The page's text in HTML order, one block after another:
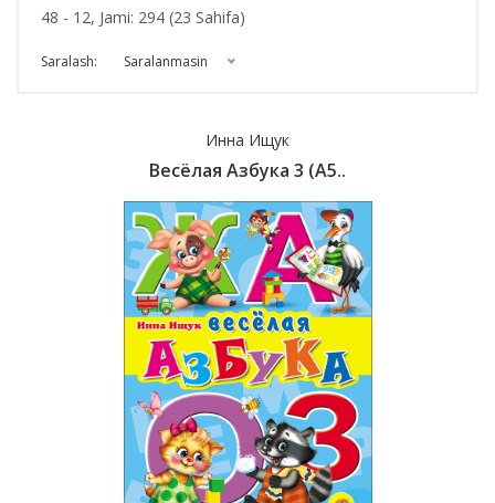
48 - 12, Jami: 294 (23 Sahifa)
Saralash: Saralanmasin
Инна Ищук
Весёлая Азбука 3 (A5..